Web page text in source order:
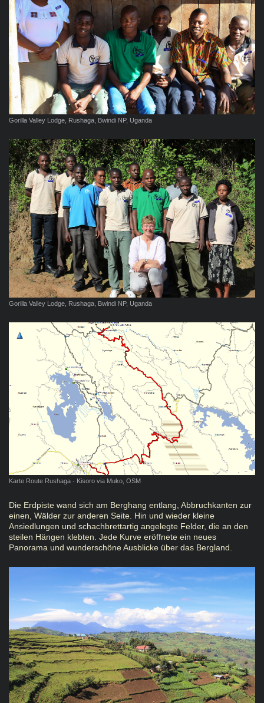
Gorilla Valley Lodge, Rushaga, Bwindi NP, Uganda
Gorilla Valley Lodge, Rushaga, Bwindi NP, Uganda
Karte Route Rushaga - Kisoro via Muko, OSM
Die Erdpiste wand sich am Berghang entlang, Abbruchkanten zur
einen, Wälder zur anderen Seite. Hin und wieder kleine
Ansiedlungen und schachbrettartig angelegte Felder, die an den
steilen Hängen klebten. Jede Kurve eröffnete ein neues
Panorama und wunderschöne Ausblicke über das Bergland.